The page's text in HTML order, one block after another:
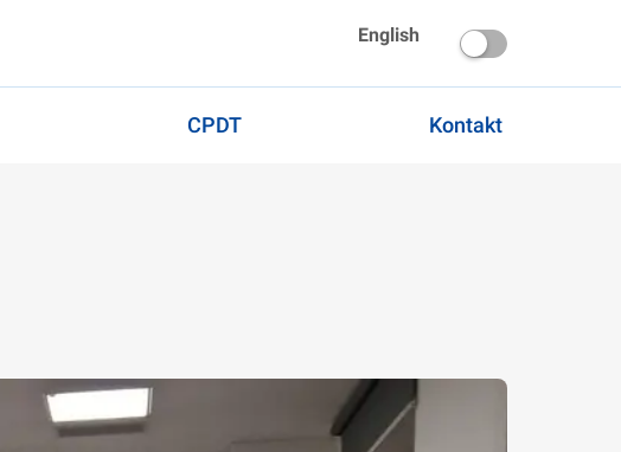
English
CPDT Kontakt